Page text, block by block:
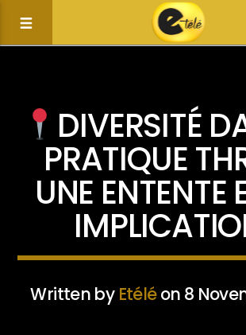
Current track
DIVERSITÉ
PRATIQUE
UNE ENTENTE
Written by Etéléon 8